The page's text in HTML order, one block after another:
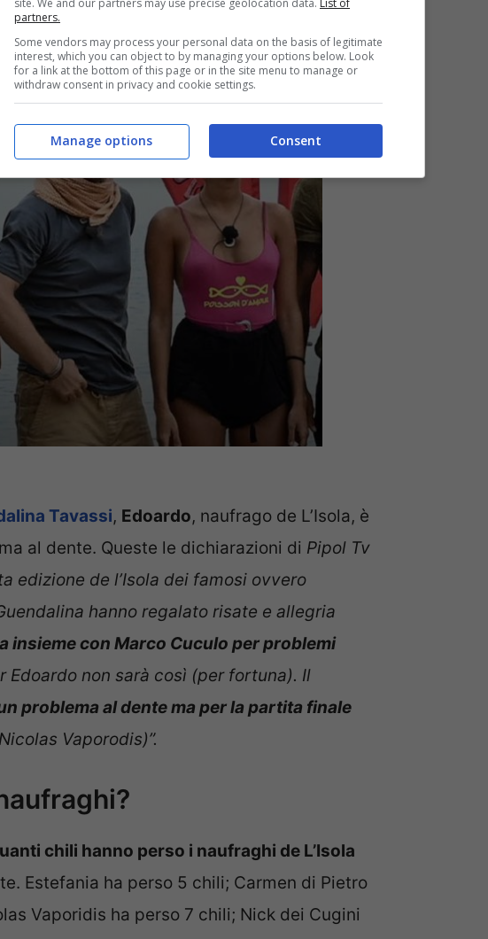
Tavassi, Edoardo, naufrago de L’Isola, è
al dente. Queste le dichiarazioni di Pipol Tv
edizione de l’Isola dei famosi ovvero
hanno regalato risate e allegria
insieme con Marco Cuculo per problemi
Edoardo non sarà così (per fortuna). Il
problema al dente ma per la partita finale
Vaporodis)”.
chili hanno perso i naufraghi de L’Isola
Estefania ha perso 5 chili; Carmen di Pietro
Vaporidis ha perso 7 chili; Nick dei Cugini
site. We and our partners may use precise geolocation data. List of
partners.
Some vendors may process your personal data on the basis of legitimate
interest, which you can object to by managing your options below. Look
for a link at the bottom of this page or in the site menu to manage or
withdraw consent in privacy and cookie settings.
Consent
Manage options